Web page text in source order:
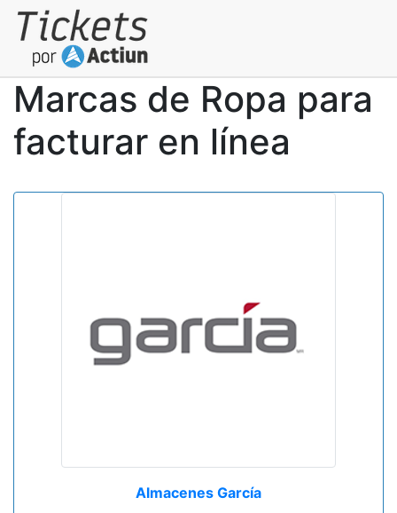
Marcas de Ropa para
facturar en línea
Almacenes García